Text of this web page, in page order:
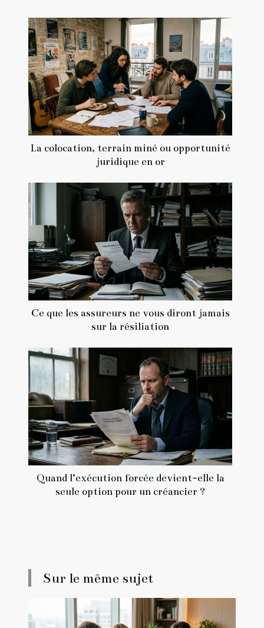
La colocation, terrain miné ou opportunité
juridique en or
Ce que les assureurs ne vous diront jamais
sur la résiliation
Quand l’exécution forcée devient-elle la
seule option pour un créancier ?
Sur le même sujet